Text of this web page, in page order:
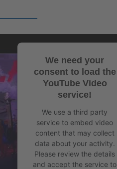
We need your
consent to load the
YouTube Video
service!
We use a third party
service to embed video
content that may collect
data about your activity.
Please review the details
and accept the service to